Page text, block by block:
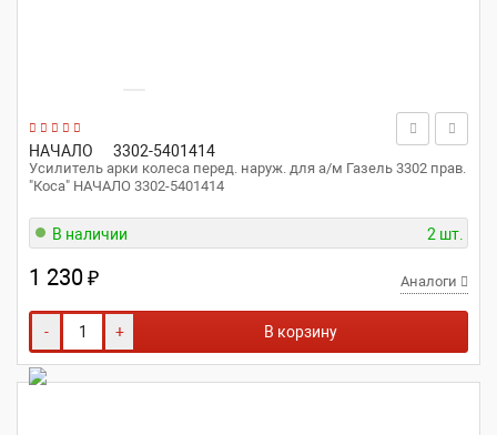
НАЧАЛО 3302-5401414
Усилитель арки колеса перед. наруж. для а/м Газель 3302 прав.
"Коса" НАЧАЛО 3302-5401414
В наличии 2 шт.
1 230₽ Аналоги
- + В корзину